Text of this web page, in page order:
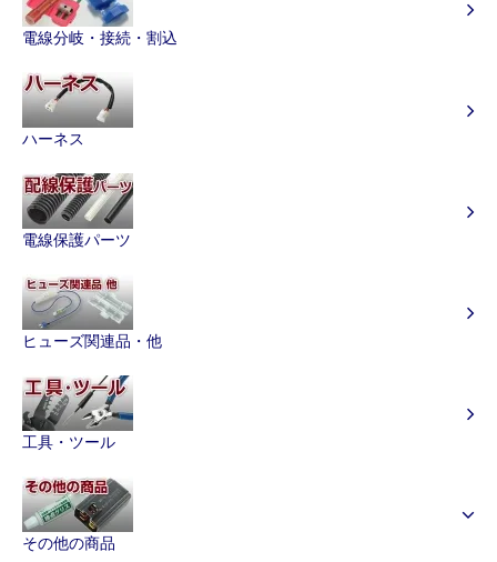
電線分岐・接続・割込
ハーネス
電線保護パーツ
ヒューズ関連品・他
工具・ツール
その他の商品